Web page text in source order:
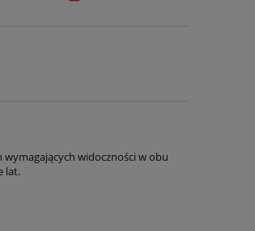
widoczności w obu
lat.